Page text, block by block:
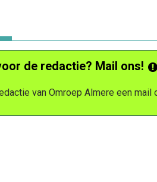
de redactie? Mail ons!
van Omroep Almere een mail